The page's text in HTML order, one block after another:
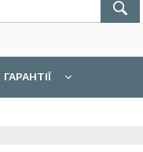
ГАРАНТІЇ